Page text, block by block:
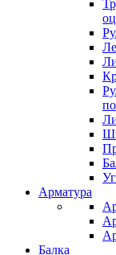
Арматура
Балка